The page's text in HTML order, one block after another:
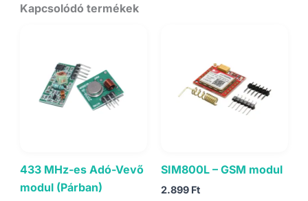
Kapcsolódó termékek
433 MHz-es Adó-Vevő
modul (Párban)
SIM800L – GSM modul
2.899 Ft